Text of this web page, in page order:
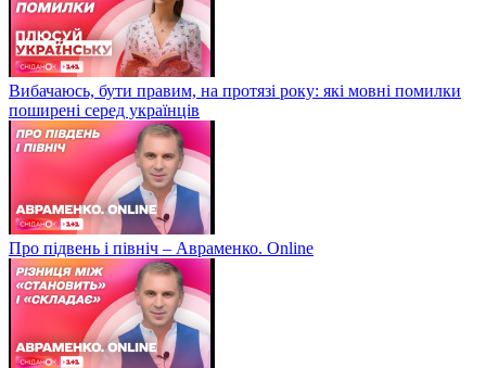
Вибачаюсь, бути правим, на протязі року: які мовні помилки
поширені серед українців
Про підвень і північ – Авраменко. Online